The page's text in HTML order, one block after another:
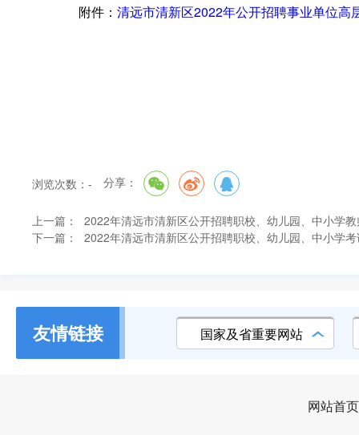
附件： 清远市清新区2022年公开招聘事业单位
浏览次数： - 分享：
上一篇：
2022年清远市清新区公开招聘职校、幼儿园、中小学
下一篇：
2022年清远市清新区公开招聘职校、幼儿园、中小学
友情链接 国家及省重要网站
网站首页